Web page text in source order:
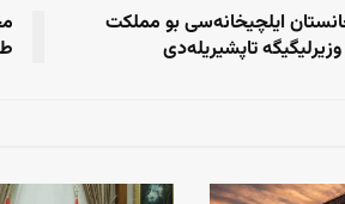
ایلچیخانه‌سی بو مملکت
تاپشیریله‌دی